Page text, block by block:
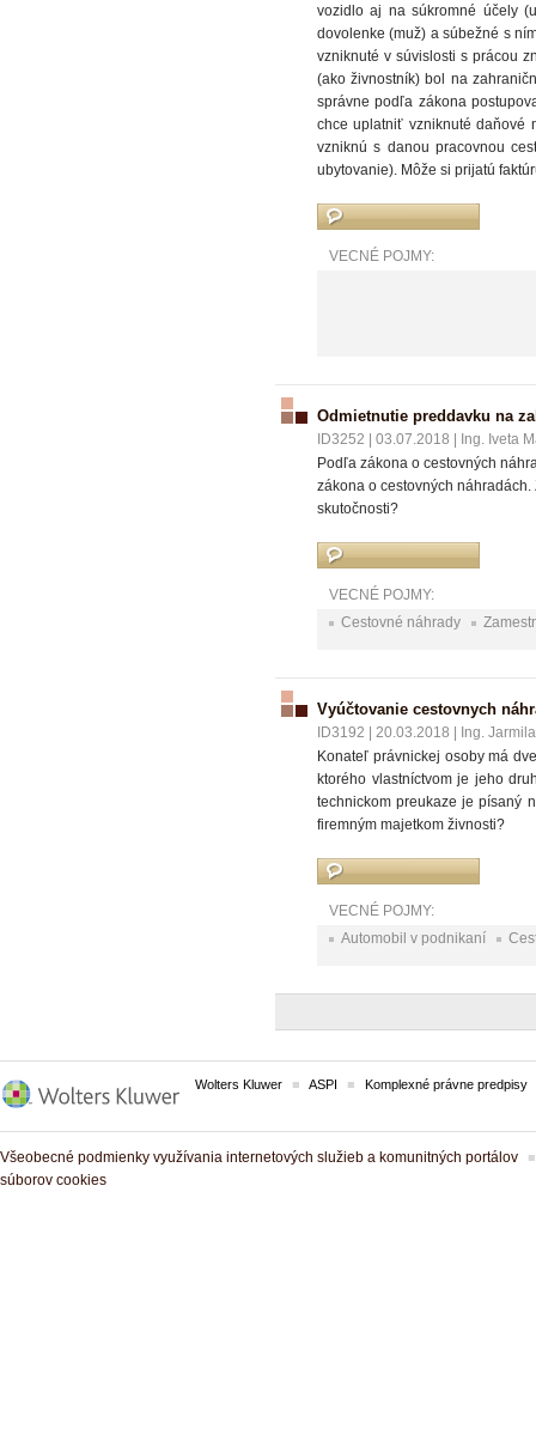
vozidlo aj na súkromné účely
dovolenke (muž) a súbežné s
vzniknuté v súvislosti s prácou
(ako živnostník) bol na
správne podľa zákona
chce uplatniť vzniknuté daňové
vzniknú s danou pracovnou
ubytovanie). Môže si prijatú
VECNÉ POJMY:
Odmietnutie preddavku na
ID3252 03.07.2018
Ing. Iveta
Podľa zákona o cestovných
zákona o cestovných
skutočnosti?
VECNÉ POJMY:
Cestovné náhrady
Vyúčtovanie cestovnych
ID3192 20.03.2018
Ing.
Konateľ právnickej osoby má
ktorého vlastníctvom je jeho
technickom preukaze je písaný
firemným majetkom živnosti?
VECNÉ POJMY:
Automobil v podnikaní
Wolters Kluwer ASPI Komplexné právne predpisy
Všeobecné podmienky využívania internetových služieb a komunitných portálov
súborov cookies